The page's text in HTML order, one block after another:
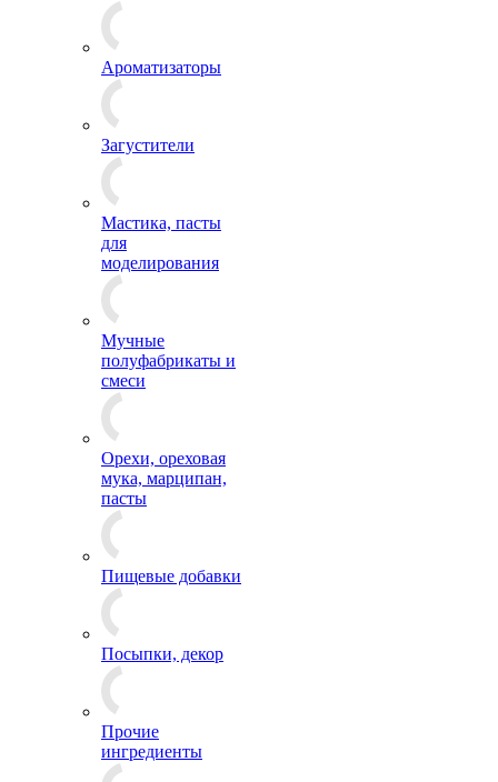
Ароматизаторы
Загустители
Мастика, пасты
для
моделирования
Мучные
полуфабрикаты и
смеси
Орехи, ореховая
мука, марципан,
пасты
Пищевые добавки
Посыпки, декор
Прочие
ингредиенты